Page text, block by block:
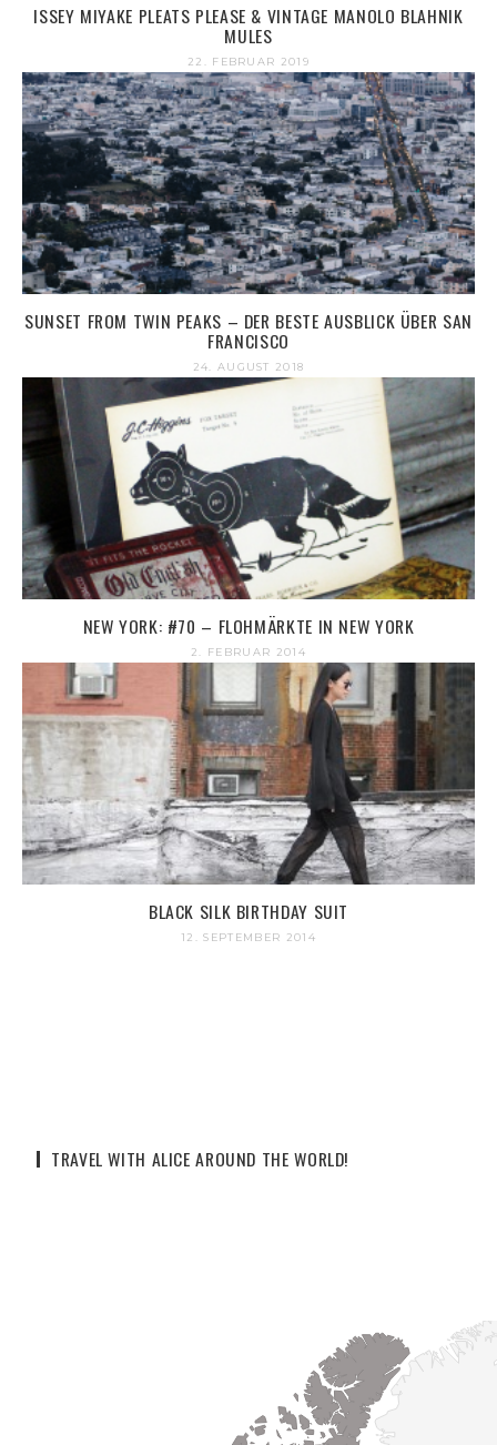
ISSEY MIYAKE PLEATS PLEASE & VINTAGE MANOLO BLAHNIK
MULES
22. FEBRUAR 2019
SUNSET FROM TWIN PEAKS – DER BESTE AUSBLICK ÜBER SAN
FRANCISCO
24. AUGUST 2018
NEW YORK: #70 – FLOHMÄRKTE IN NEW YORK
2. FEBRUAR 2014
BLACK SILK BIRTHDAY SUIT
12. SEPTEMBER 2014
TRAVEL WITH ALICE AROUND THE WORLD!